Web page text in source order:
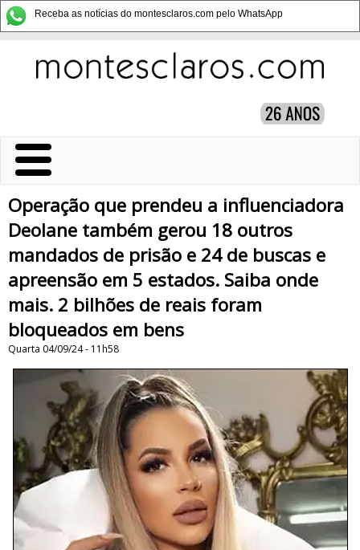
Receba as notícias do montesclaros.com pelo WhatsApp
Operação que prendeu a influenciadora
Deolane também gerou 18 outros
mandados de prisão e 24 de buscas e
apreensão em 5 estados. Saiba onde
mais. 2 bilhões de reais foram
bloqueados em bens
Quarta 04/09/24 - 11h58